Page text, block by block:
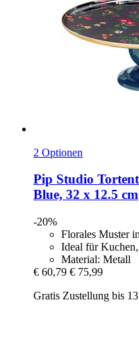
2 Optionen
Pip Studio
Blue, 32 x 12.5 cm
-20%
Florales Muster
Ideal für
Material: Metall
€ 60,79 € 75,99
Gratis Zustellung bis